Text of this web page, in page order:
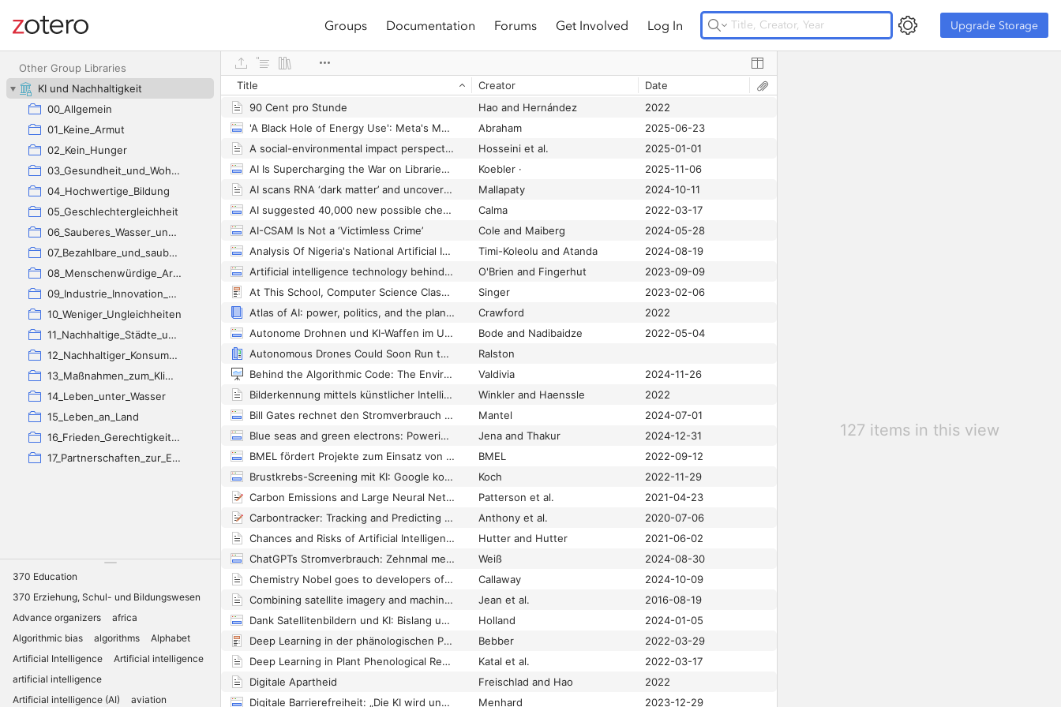
Site navigation
Groups Documentation Forums Get Involved Log In Upgrade Storage Upgrade Storage
Other Group Libraries
KI und Nachhaltigkeit
00_Allgemein
01_Keine_Armut
02_Kein_Hunger
03_Gesundheit_und_Wohlergehen
04_Hochwertige_Bildung
05_Geschlechtergleichheit
06_Sauberes_Wasser_und_Sanitäreinrichtungen
07_Bezahlbare_und_saubere_Energie
08_Menschenwürdige_Arbeit_und_Wirtschaftswachstum
09_Industrie_Innovation_und_Infrastruktur
10_Weniger_Ungleichheiten
11_Nachhaltige_Städte_und_Gemeinden
12_Nachhaltiger_Konsum_und_Produktion
13_Maßnahmen_zum_Klimaschutz
14_Leben_unter_Wasser
15_Leben_an_Land
16_Frieden_Gerechtigkeit_und_starke_Institutionen
17_Partnerschaften_zur_Erreichung_der_Ziele
370 Education
370 Erziehung, Schul- und Bildungswesen
Advance organizers
africa
Algorithmic bias
algorithms
Alphabet
Artificial Intelligence
Artificial intelligence
artificial intelligence
Artificial intelligence (AI)
aviation
Title Creator
Date
90 Cent pro Stunde
Hao and Hernández
2022
'A Black Hole of Energy Use': Meta's Massive AI Data Center Is Stressing Out a Louisiana Community
Abraham
2025-06-23
A social-environmental impact perspective of generative artificial intelligence
Hosseini et al.
2025-01-01
AI Is Supercharging the War on Libraries, Education, and Human Knowledge
Koebler ·
2025-11-06
AI scans RNA ‘dark matter’ and uncovers 70,000 new viruses
Mallapaty
2024-10-11
AI suggested 40,000 new possible chemical weapons in just six hours
Calma
2022-03-17
AI-CSAM Is Not a ‘Victimless Crime’
Cole and Maiberg
2024-05-28
Analysis Of Nigeria's National Artificial Intelligence Strategy
Timi-Koleolu and Atanda
2024-08-19
Artificial intelligence technology behind ChatGPT was built in Iowa — with a lot of water
O'Brien and Fingerhut
2023-09-09
At This School, Computer Science Class Now Includes Critiquing Chatbots
Singer
2023-02-06
Atlas of AI: power, politics, and the planetary costs of artificial intelligence
Crawford
2022
Autonome Drohnen und KI-Waffen im Ukraine-Krieg
Bode and Nadibaidze
2022-05-04
Autonomous Drones Could Soon Run the UK’s Energy Grid
Ralston
Behind the Algorithmic Code: The Environmental Footprint of AI's Supply Chains
Valdivia
2024-11-26
Bilderkennung mittels künstlicher Intelligenz in der Hautkrebsdiagnostik
Winkler and Haenssle
2022
Bill Gates rechnet den Stromverbrauch von KI-Rechenzentren schön
Mantel
2024-07-01
Blue seas and green electrons: Powering India’s AI data centres
Jena and Thakur
2024-12-31
BMEL fördert Projekte zum Einsatz von Künstlicher Intelligenz in der Landwirtschaft und den ländlichen Räumen
BMEL
2022-09-12
Brustkrebs-Screening mit KI: Google kooperiert mit Medizintechnik-Unternehmen
Koch
2022-11-29
Carbon Emissions and Large Neural Network Training
Patterson et al.
2021-04-23
Carbontracker: Tracking and Predicting the Carbon Footprint of Training Deep Learning Models
Anthony et al.
2020-07-06
Chances and Risks of Artificial Intelligence—A Concept of Developing and Exploiting Machine Intelligence for Future Societies
Hutter and Hutter
2021-06-02
ChatGPTs Stromverbrauch: Zehnmal mehr als bei Google
Weiß
2024-08-30
Chemistry Nobel goes to developers of AlphaFold AI that predicts protein structures
Callaway
2024-10-09
Combining satellite imagery and machine learning to predict poverty
Jean et al.
2016-08-19
Dank Satellitenbildern und KI: Bislang unbekannte Fischereiflotten entdeckt
Holland
2024-01-05
Deep Learning in der phänologischen Pflanzenforschung: Eine systematische Literaturübersicht
Bebber
2022-03-29
Deep Learning in Plant Phenological Research: A Systematic Literature Review
Katal et al.
2022-03-17
Digitale Apartheid
Freischlad and Hao
2022
Digitale Barrierefreiheit: „Die KI wird uns nicht retten“
Menhard 2023-12-29
127 items in this view